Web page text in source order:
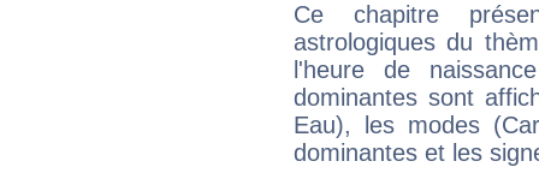
Ce chapitre
astrologiques du
l'heure de
dominantes sont
Eau), les modes
dominantes et les